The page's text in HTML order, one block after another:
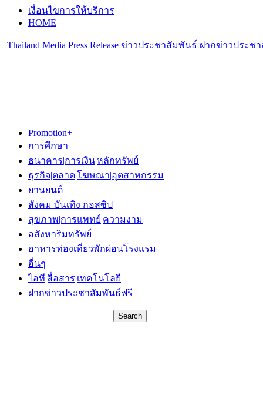
เงื่อนไขการให้บริการ
HOME
Thailand Media Press Release ข่าวประชาสัมพันธ์ ฝากข่าวประ
Promotion+
การศึกษา
ธนาคาร|การเงิน|หลักทรัพย์
ธุรกิจ|ตลาด|โฆษณา|อุตสาหกรรม
ยานยนต์
สังคม บันเทิง กอสซิป
สุขภาพ|การแพทย์|ความงาม
อสังหาริมทรัพย์
อาหารท่องเที่ยวพักผ่อนโรงแรม
อื่นๆ
ไอที|สื่อสาร|เทคโนโลยี
ฝากข่าวประชาสัมพันธ์ฟรี